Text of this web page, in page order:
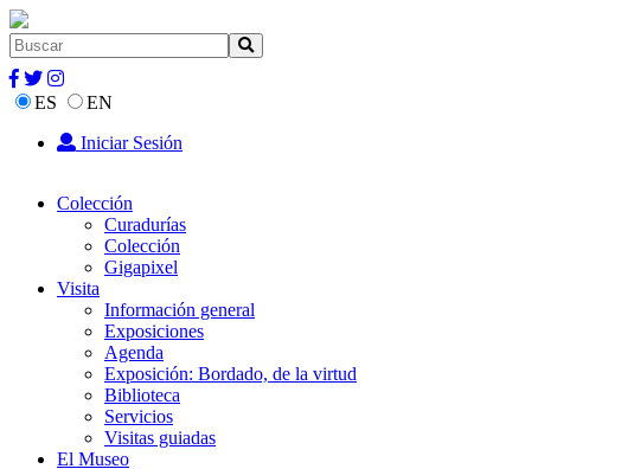
ES
EN
Iniciar Sesión
Colección
Curadurías
Colección
Gigapixel
Visita
Información general
Exposiciones
Agenda
Exposición: Bordado, de la virtud
Biblioteca
Servicios
Visitas guiadas
El Museo